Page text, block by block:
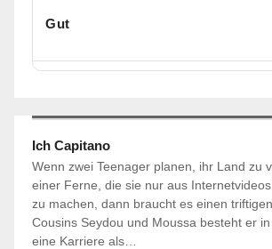
Gut
Ich Capitano
Wenn zwei Teenager planen, ihr Land zu
einer Ferne, die sie nur aus
zu machen, dann braucht es einen
Cousins Seydou und Moussa besteht er
eine Karriere als…